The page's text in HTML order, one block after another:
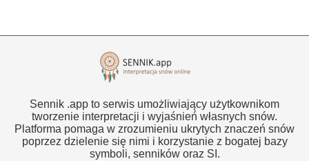
Sennik .app to serwis umożliwiający użytkownikom
tworzenie interpretacji i wyjaśnień własnych snów.
Platforma pomaga w zrozumieniu ukrytych znaczeń snów
poprzez dzielenie się nimi i korzystanie z bogatej bazy
symboli, senników oraz SI.